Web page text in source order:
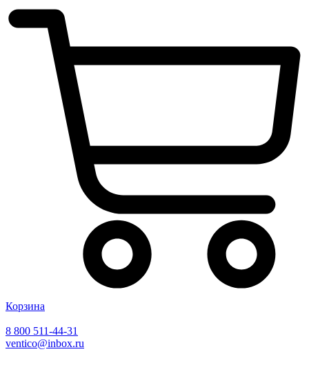
Корзина
8 800 511-44-31
ventico@inbox.ru